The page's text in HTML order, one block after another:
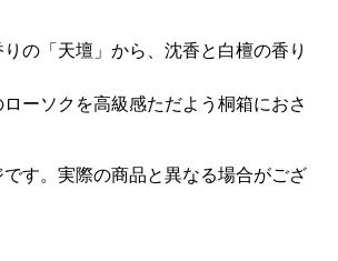
の「天壇」から、沈香と白檀の香り
ーソクを高級感ただよう桐箱におさ
す。実際の商品と異なる場合がござ